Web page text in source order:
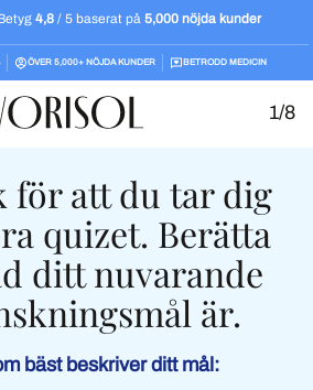
4,8/ 5 baserat på 5,000 nöjda kunder
ÖVER 5,000+ NÖJDA KUNDER BETRODD MEDICIN
1/8
för att du tar dig
quizet. Berätta
ditt nuvarande
är.
bäst beskriver ditt mål: